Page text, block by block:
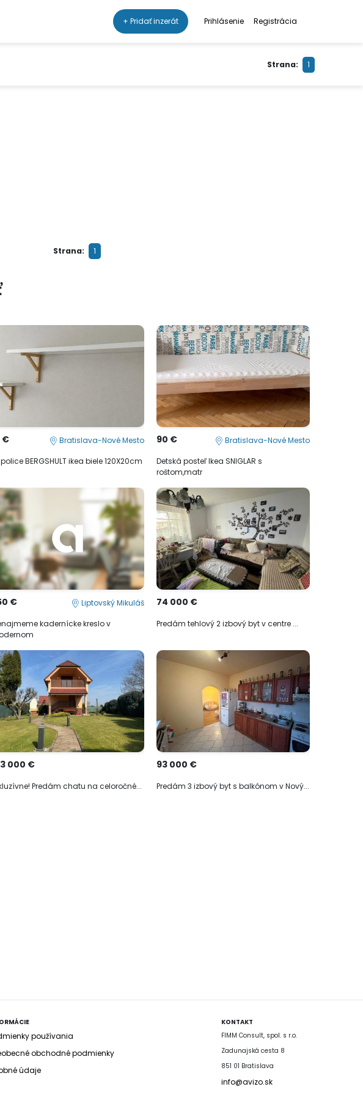
+ Pridať inzerát Prihlásenie Registrácia
Strana: 1
Strana: 1
€ Bratislava-Nové Mesto
BERGSHULT ikea biele 120X20cm
90 € Bratislava-Nové Mesto
Detská posteľ Ikea SNIGLAR s
roštom,matr
€ Liptovský Mikuláš
kadernícke kreslo v
74 000 €
Predám tehlový 2 izbový byt v centre ...
000 €
Predám chatu na celoročné...
93 000 €
Predám 3 izbový byt s balkónom v Nový...
používania
obchodné podmienky
údaje
KONTAKT
FIMM Consult, spol. s r.o.
Zadunajská cesta 8
851 01 Bratislava
info@avizo.sk